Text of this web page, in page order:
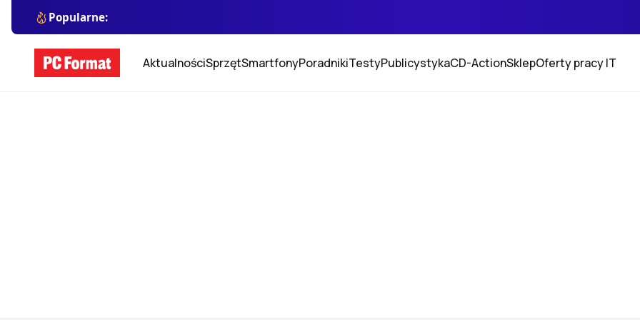
Popularne:
AktualnościSprzętSmartfonyPoradnikiTestyPublicystykaCD-ActionSklepOferty pracy IT